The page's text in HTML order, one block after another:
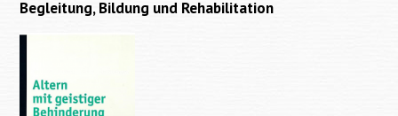
Begleitung, Bildung und Rehabilitation